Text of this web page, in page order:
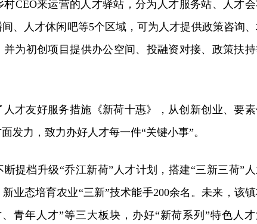
CEO来运营的人才驿站，分为人才服务站、人才
、人才休闲吧等5个区域，可为人才提供政策咨询
为初创项目提供办公空间、投融资对接、政策扶
才友好服务措施《新荷十惠》，从创新创业、要
发力，致力办好人才每一件“关键小事”。
提档升级“乔江新荷”人才计划，搭建“三新三荷”
业态培育农业“三新”技术能手200余名。未来，该
青年人才”等三大板块，办好“新荷系列”特色人